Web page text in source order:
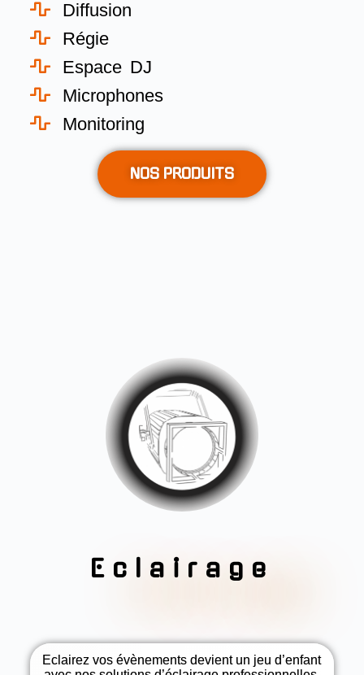
Diffusion
Régie
Espace DJ
Microphones
Monitoring
NOS PRODUITS
Eclairage
Eclairez vos évènements devient un jeu d’enfant